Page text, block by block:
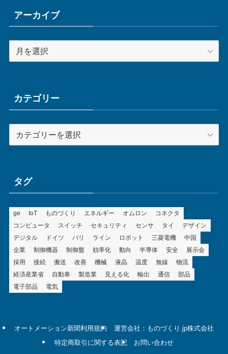
アーカイブ
ー
ブカテゴリー
ータグ
ge IoT ものづくり エネルギー オムロン
コネクタ
コンピュータ
スイッチ セキュリティ センサ タイ
デザイン
デジタル
ドイツ バリ ライン ロボット 三菱電機
中国
企業
制御機器 制御盤 効率化 動向 半導体 安全
展示会
採用
接続 搬送 改善 機械 液晶 温度 無線
物流
経済産業省
自動車 製造業 見える化 輸出 通信
部品
電子部品
電気
オートメーション新聞利用規約
運営会社：ものづくり.jp株式会社
特定商取引に関する表記
お問い合わせ